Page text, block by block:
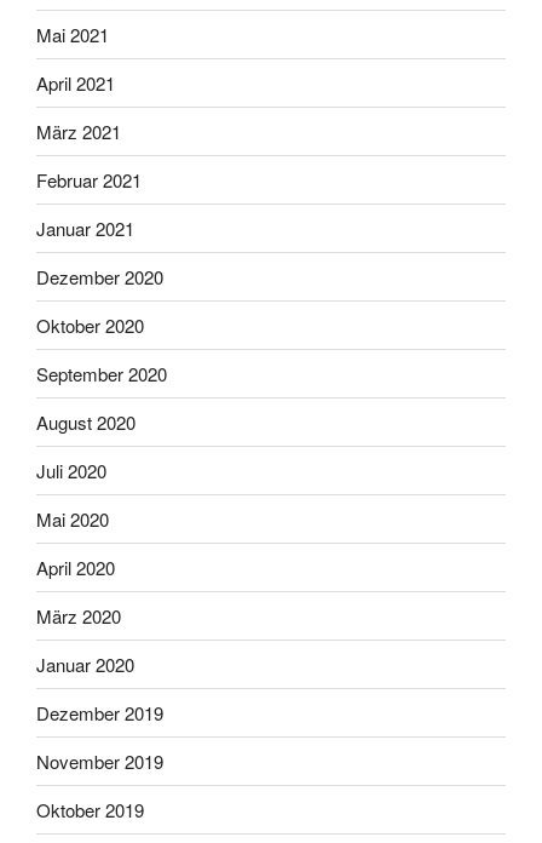
Mai 2021
April 2021
März 2021
Februar 2021
Januar 2021
Dezember 2020
Oktober 2020
September 2020
August 2020
Juli 2020
Mai 2020
April 2020
März 2020
Januar 2020
Dezember 2019
November 2019
Oktober 2019